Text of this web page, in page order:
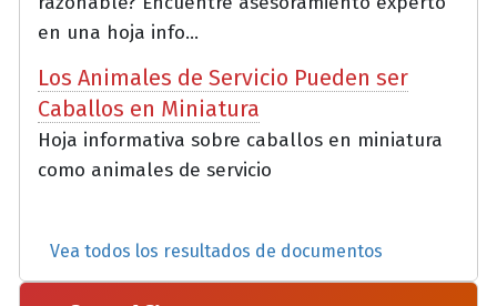
en una hoja info...
Los Animales de Servicio Pueden ser
Caballos en Miniatura
Hoja informativa sobre caballos en miniatura
como animales de servicio
Vea todos los resultados de documentos